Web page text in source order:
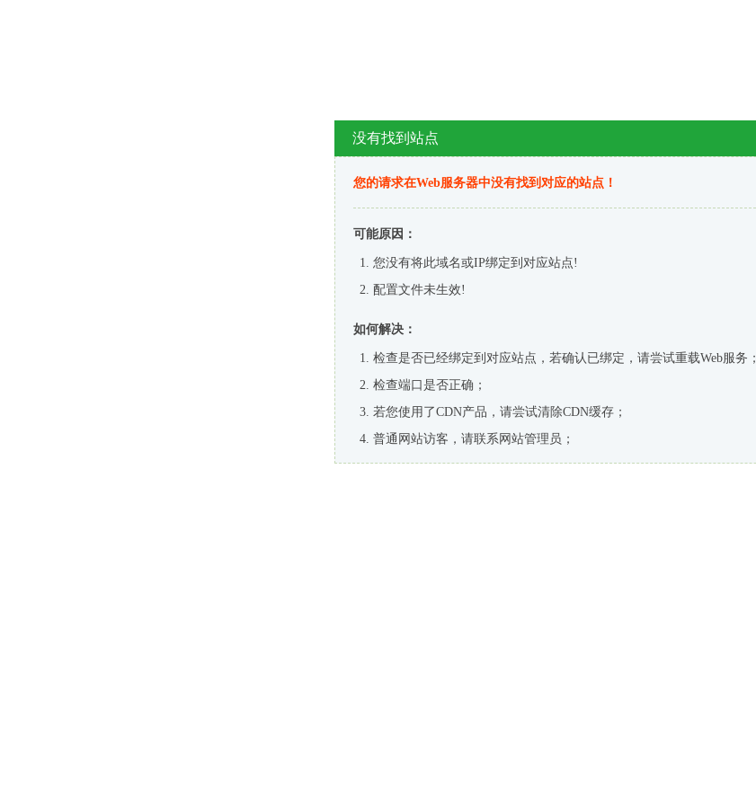
没有找到站点
您的请求在Web服务器中没有找到对应的站点！
可能原因：
您没有将此域名或IP绑定到对应站点!
配置文件未生效!
如何解决：
检查是否已经绑定到对应站点，若确认已绑定，请尝试重载Web服务；
检查端口是否正确；
若您使用了CDN产品，请尝试清除CDN缓存；
普通网站访客，请联系网站管理员；